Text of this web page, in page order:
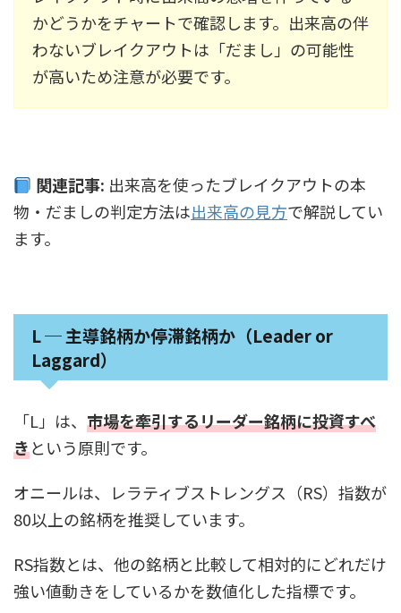
かどうかをチャートで確認します。出来高の伴
わないブレイクアウトは「だまし」の可能性
が高いため注意が必要です。
関連記事: 出来高を使ったブレイクアウトの本
物・だましの判定方法は出来高の見方で解説してい
ます。
L ─ 主導銘柄か停滞銘柄か（Leader or
Laggard）
「L」は、 市場を牽引するリーダー銘柄に投資すべ
きという原則です。
オニールは、レラティブストレングス（RS）指数が
80以上の銘柄を推奨しています。
RS指数とは、他の銘柄と比較して相対的にどれだけ
強い値動きをしているかを数値化した指標です。